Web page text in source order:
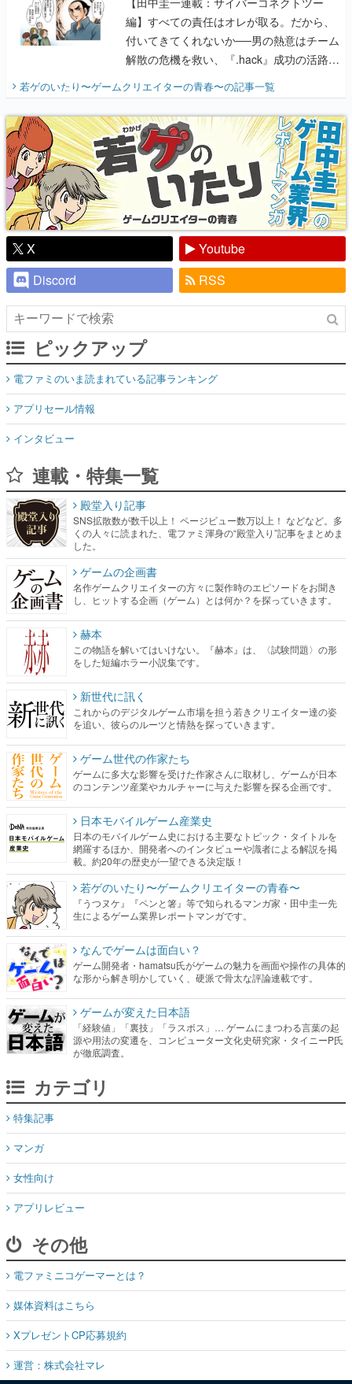
編】すべての責任はオレが取る。だから、
付いてきてくれないか──男の熱意はチーム
解散の危機を救い、『.hack』成功の活路を
開く。業界の快男児・松山 洋に流れる血は
『少年ジャンプ』色だった【若ゲのいた
り】
若ゲのいたり〜ゲームクリエイターの青春〜の記事一覧
X
Youtube
Discord
RSS
ピックアップ
電ファミのいま読まれている記事ランキング
アプリセール情報
インタビュー
連載・特集一覧
殿堂入り記事
SNS拡散数が数千以上！ ページビュー数万以上！ などなど。多
くの人々に読まれた、電ファミ渾身の“殿堂入り”記事をまとめま
した。
ゲームの企画書
名作ゲームクリエイターの方々に製作時のエピソードをお聞き
し、ヒットする企画（ゲーム）とは何か？を探っていきます。
赫本
この物語を解いてはいけない。『赫本』は、〈試験問題〉の形
をした短編ホラー小説集です。
新世代に訊く
これからのデジタルゲーム市場を担う若きクリエイター達の姿
を追い、彼らのルーツと情熱を探っていきます。
ゲーム世代の作家たち
ゲームに多大な影響を受けた作家さんに取材し、ゲームが日本
のコンテンツ産業やカルチャーに与えた影響を探る企画です。
日本モバイルゲーム産業史
日本のモバイルゲーム史における主要なトピック・タイトルを
網羅するほか、開発者へのインタビューや識者による解説を掲
載。約20年の歴史が一望できる決定版！
若ゲのいたり〜ゲームクリエイターの青春〜
『うつヌケ』『ペンと箸』等で知られるマンガ家・田中圭一先
生によるゲーム業界レポートマンガです。
なんでゲームは面白い？
ゲーム開発者・hamatsu氏がゲームの魅力を画面や操作の具体的
な形から解き明かしていく、硬派で骨太な評論連載です。
ゲームが変えた日本語
「経験値」「裏技」「ラスボス」… ゲームにまつわる言葉の起
源や用法の変遷を、コンピューター文化史研究家・タイニーP氏
が徹底調査。
カテゴリ
特集記事
マンガ
女性向け
アプリレビュー
その他
電ファミニコゲーマーとは？
媒体資料はこちら
XプレゼントCP応募規約
運営：株式会社マレ